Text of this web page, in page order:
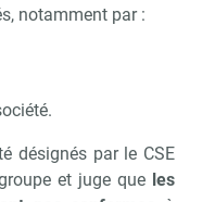
notamment par :
désignés par le CSE
et juge que les